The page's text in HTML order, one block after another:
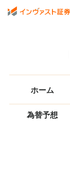
ホーム
為替予想